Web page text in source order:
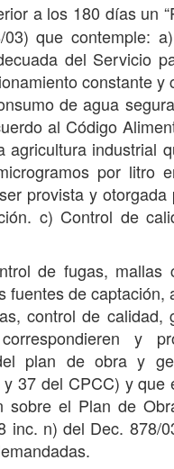
a los 180 días un
que contemple:
del Servicio
constante y
de agua
al Código
industrial
por litro
provista y
c) Control de
de fugas, mallas
de captación,
control de calidad,
y
plan de obra y
37 del CPCC) y que
sobre el Plan de
n) del Dec. 878/